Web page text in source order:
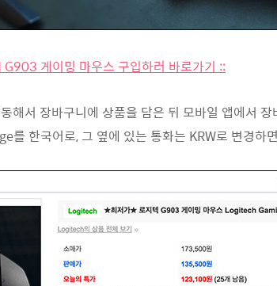
G903 게이밍 마우스 구입하러 바로가기 ::
해서 장바구니에 상품을 담은 뒤 모바일 앱에서
한국어로, 그 옆에 있는 통화는 KRW로 변경하